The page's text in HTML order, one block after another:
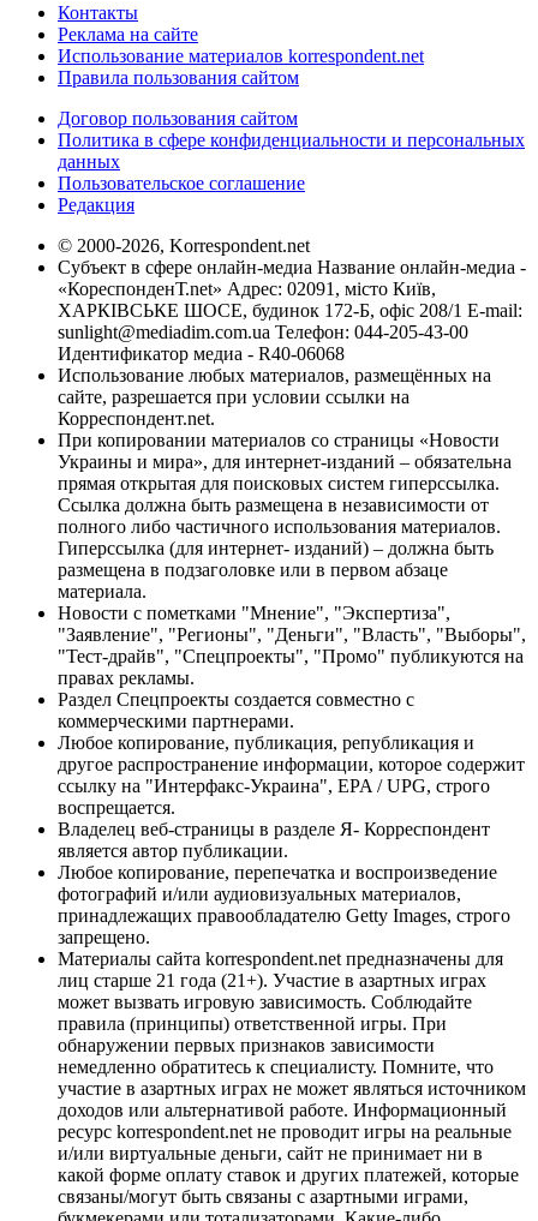
Контакты
Реклама на сайте
Использование материалов korrespondent.net
Правила пользования сайтом
Договор пользования сайтом
Политика в сфере конфиденциальности и персональных
данных
Пользовательское соглашение
Редакция
© 2000-2026, Korrespondent.net
Субъект в сфере онлайн-медиа Название онлайн-медиа -
«КореспонденТ.net» Адрес: 02091, місто Київ,
ХАРКІВСЬКЕ ШОСЕ, будинок 172-Б, офіс 208/1 E-mail:
sunlight@mediadim.com.ua Телефон: 044-205-43-00
Идентификатор медиа - R40-06068
Использование любых материалов, размещённых на
сайте, разрешается при условии ссылки на
Корреспондент.net.
При копировании материалов со страницы «Новости
Украины и мира», для интернет-изданий – обязательна
прямая открытая для поисковых систем гиперссылка.
Ссылка должна быть размещена в независимости от
полного либо частичного использования материалов.
Гиперссылка (для интернет- изданий) – должна быть
размещена в подзаголовке или в первом абзаце
материала.
Новости с пометками "Мнение", "Экспертиза",
"Заявление", "Регионы", "Деньги", "Власть", "Выборы",
"Тест-драйв", "Спецпроекты", "Промо" публикуются на
правах рекламы.
Раздел Спецпроекты создается совместно с
коммерческими партнерами.
Любое копирование, публикация, републикация и
другое распространение информации, которое содержит
ссылку на "Интерфакс-Украина", EPA / UPG, строго
воспрещается.
Владелец веб-страницы в разделе Я- Корреспондент
является автор публикации.
Любое копирование, перепечатка и воспроизведение
фотографий и/или аудиовизуальных материалов,
принадлежащих правообладателю Getty Images, строго
запрещено.
Материалы сайта korrespondent.net предназначены для
лиц старше 21 года (21+). Участие в азартных играх
может вызвать игровую зависимость. Соблюдайте
правила (принципы) ответственной игры. При
обнаружении первых признаков зависимости
немедленно обратитесь к специалисту. Помните, что
участие в азартных играх не может являться источником
доходов или альтернативой работе. Информационный
ресурс korrespondent.net не проводит игры на реальные
и/или виртуальные деньги, сайт не принимает ни в
какой форме оплату ставок и других платежей, которые
связаны/могут быть связаны с азартными играми,